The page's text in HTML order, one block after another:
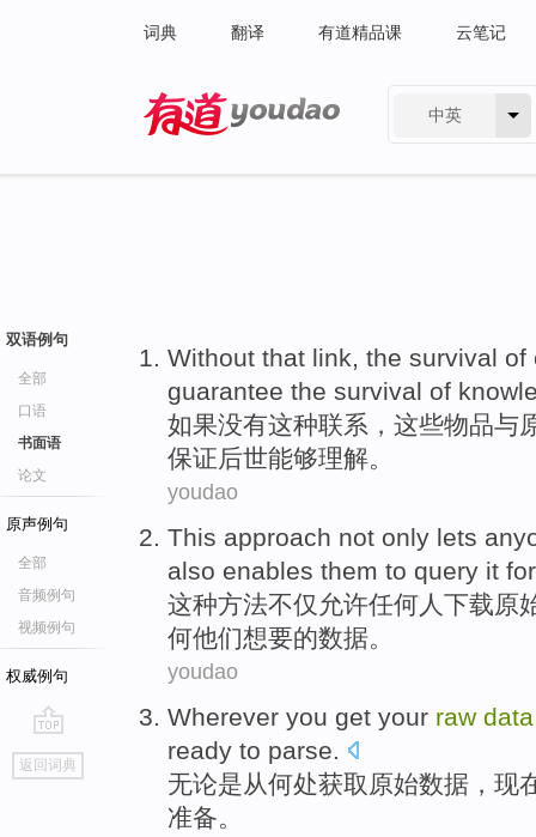
词典 翻译 有道精品课 云笔记
中英
双语例句
全部
口语
书面语
论文
原声例句
全部
音频例句
视频例句
权威例句
go
top
返回词典
Without that link, the survival of
guarantee the survival of
如果没有这种联系 ， 这些物品与
保证后世能够理解。
youdao
This approach not only lets
also enables them to query it
这种方法不仅 允许任何人 下载原
何他们想要的数据。
youdao
Wherever you get your raw data
ready to parse
无论是从何处获取 原始数据 ，现
准备 。